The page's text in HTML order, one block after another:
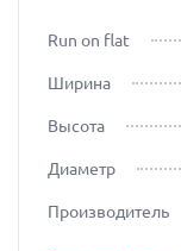
Run on flat
Ширина
Высота
Диаметр
Производитель